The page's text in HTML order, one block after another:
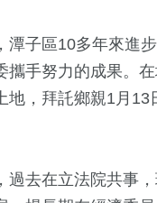
子區10多年來進
攜手努力的成果。
，拜託鄉親1月13
去在立法院共事